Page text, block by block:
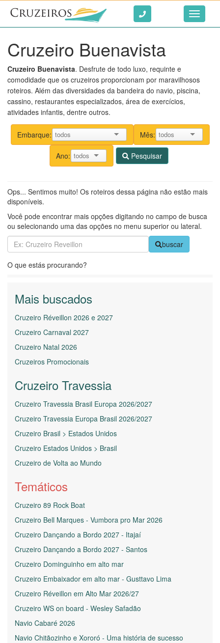
Ir ao conteúdo
Toggle
Cruzeiro Buenavista
Cruzeiro Buenavista. Desfrute de todo luxo, requinte e
comodidade que os cruzeiros proporcionam por maravilhosos
roteiros. Além das diversidades da bandeira do navio, piscina,
cassino, restaurantes especializados, área de exercícios,
atividades infantis, dentre outros.
Embarque: Mês:
Ano: Pesquisar
Ops... Sentimos muito! Os roteiros dessa página não estão mais
disponíveis.
Você pode encontrar mais opções digitando no campo de busca
ou selecionando uma das opções no menu superior ou lateral.
buscar
O que estás procurando?
Mais buscados
Cruzeiro Réveillon 2026 e 2027
Cruzeiro Carnaval 2027
Cruzeiro Natal 2026
Cruzeiros Promocionais
Cruzeiro Travessia
Cruzeiro Travessia Brasil Europa 2026/2027
Cruzeiro Travessia Europa Brasil 2026/2027
Cruzeiro Brasil > Estados Unidos
Cruzeiro Estados Unidos > Brasil
Cruzeiro de Volta ao Mundo
Temáticos
Cruzeiro 89 Rock Boat
Cruzeiro Bell Marques - Vumbora pro Mar 2026
Cruzeiro Dançando a Bordo 2027 - Itajaí
Cruzeiro Dançando a Bordo 2027 - Santos
Cruzeiro Dominguinho em alto mar
Cruzeiro Embaixador em alto mar - Gusttavo Lima
Cruzeiro Réveillon em Alto Mar 2026/27
Cruzeiro WS on board - Wesley Safadão
Navio Cabaré 2026
Navio Chitãozinho e Xororó - Uma história de sucesso